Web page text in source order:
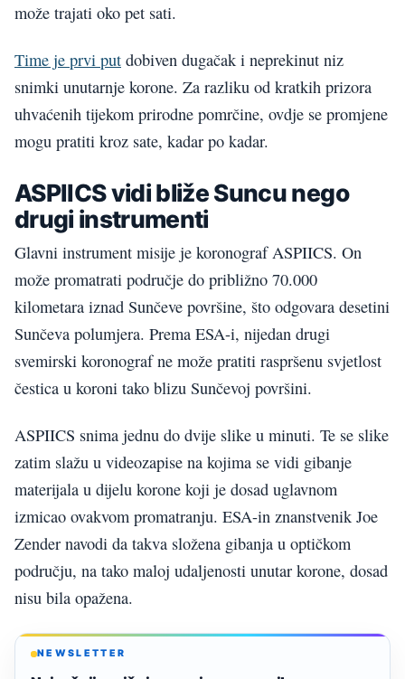
može trajati oko pet sati.
Time je prvi put dobiven dugačak i neprekinut niz
snimki unutarnje korone. Za razliku od kratkih prizora
uhvaćenih tijekom prirodne pomrčine, ovdje se promjene
mogu pratiti kroz sate, kadar po kadar.
ASPIICS vidi bliže Suncu nego
drugi instrumenti
Glavni instrument misije je koronograf ASPIICS. On
može promatrati područje do približno 70.000
kilometara iznad Sunčeve površine, što odgovara desetini
Sunčeva polumjera. Prema ESA-i, nijedan drugi
svemirski koronograf ne može pratiti raspršenu svjetlost
čestica u koroni tako blizu Sunčevoj površini.
ASPIICS snima jednu do dvije slike u minuti. Te se slike
zatim slažu u videozapise na kojima se vidi gibanje
materijala u dijelu korone koji je dosad uglavnom
izmicao ovakvom promatranju. ESA-in znanstvenik Joe
Zender navodi da takva složena gibanja u optičkom
području, na tako maloj udaljenosti unutar korone, dosad
nisu bila opažena.
NEWSLETTER